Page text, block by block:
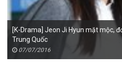
[K-Drama] Jeon Ji Hyun mặt mộc,
Trung Quốc
07/07/2016